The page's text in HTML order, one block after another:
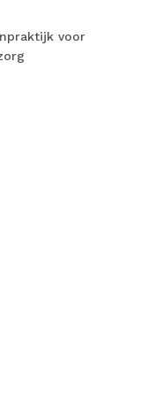
voor